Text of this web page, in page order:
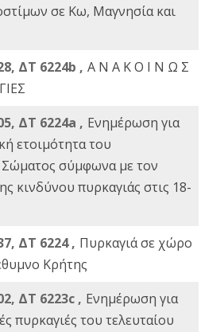
σε Κω, Μαγνησία και
ΔΤ 6224b , Α Ν Α Κ Ο Ι Ν Ω Σ
ΔΤ 6224a , Ενημέρωση για
ετοιμότητα του
σύμφωνα με τον
κινδύνου πυρκαγιάς στις 18-
ΔΤ 6224 , Πυρκαγιά σε χώρο
Κρήτης
ΔΤ 6223c , Ενημέρωση για
πυρκαγιές του τελευταίου